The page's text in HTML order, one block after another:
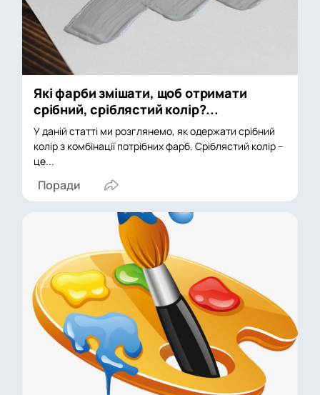
Які фарби змішати, щоб отримати
срібний, сріблястий колір?...
У даній статті ми розглянемо, як одержати срібний
колір з комбінації потрібних фарб. Сріблястий колір –
це...
Поради